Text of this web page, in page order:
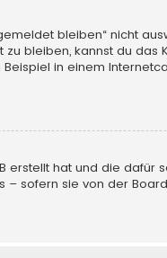
bleiben“ nicht
bleiben, kannst du
in einem
erstellt hat und die
– sofern sie von der